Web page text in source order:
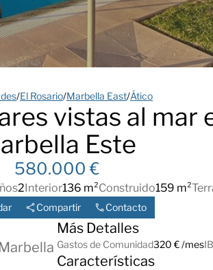
/El Rosario/Marbella East/Ático
vistas al mar
Este
580.000 €
2Interior136 m²Construido159 m²
Compartir Contacto
Más Detalles
Gastos de Comunidad320 € /mes
Características